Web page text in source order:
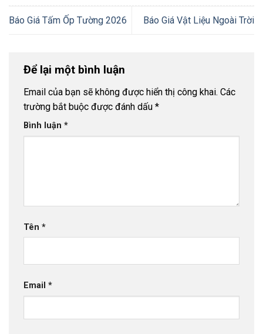
Báo Giá Tấm Ốp Tường 2026 Báo Giá Vật Liệu Ngoài Trời
Để lại một bình luận
Email của bạn sẽ không được hiển thị công khai. Các
trường bắt buộc được đánh dấu *
Bình luận *
Tên *
Email *